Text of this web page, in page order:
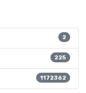
2
225
1172362